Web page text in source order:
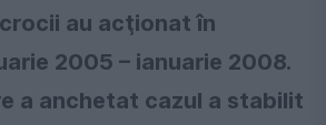
au acţionat în
2005 – ianuarie 2008.
a anchetat cazul a stabilit